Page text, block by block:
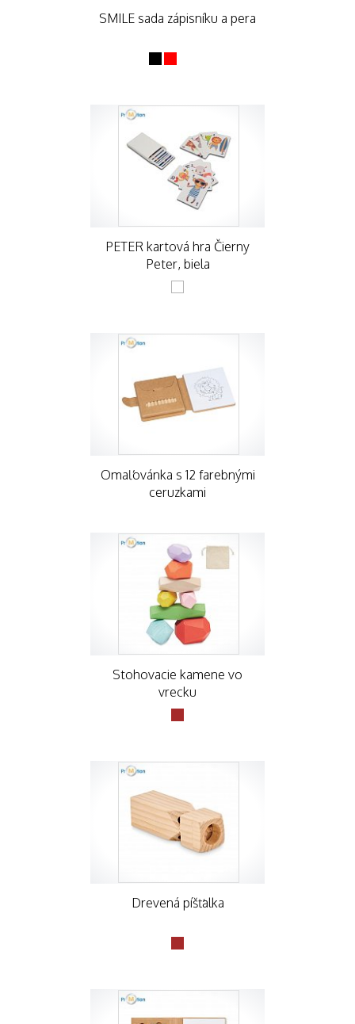
SMILE sada zápisníku a pera
PETER kartová hra Čierny
Peter, biela
Omaľovánka s 12 farebnými
ceruzkami
Stohovacie kamene vo
vrecku
Drevená píšťalka